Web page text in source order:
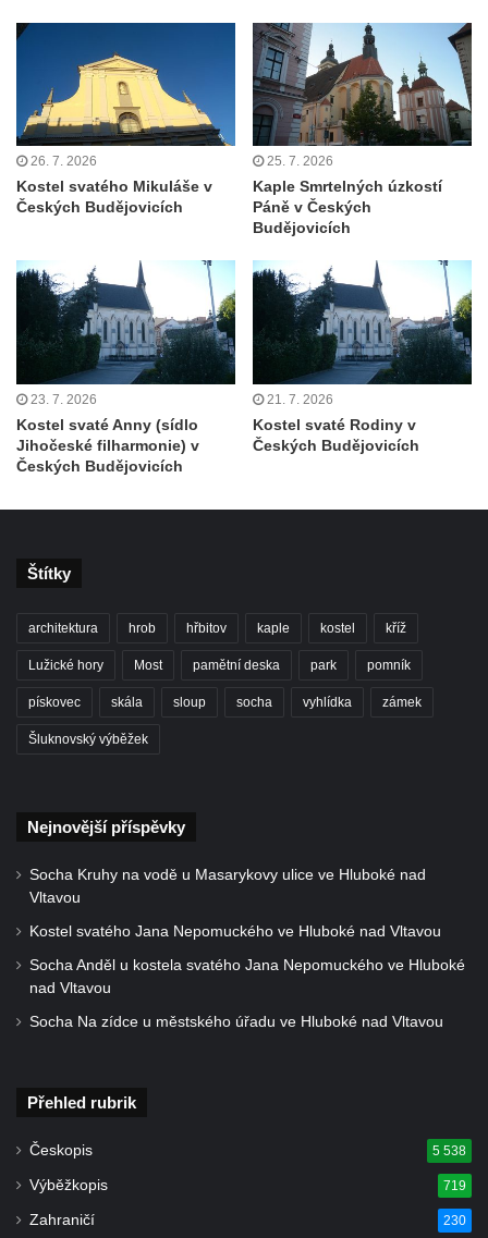
Bývalá márnice u hřbitova v Dubé
Kostel Nalezení svatého Kříže v Dubé
Kostel Nanebevzetí Panny Marie v
Úněticích
Kostel svatého Klementa v Levém Hradci
Kostel Wang (Karpacz – Bierutowice,
Skalní kaple Nejsvětější Trojice u Česká
Kamenice
Kostel svatého Vendelína v Perštejně
Kostel Nejsvětější Trojice v Klášterci nad
Ohří
Evangelická modlitebna u autobusového
Výklenková kaple u silnice jižně od Hřivic
Kaple svatého Vavřince na návsi v
Touchovicích
Jimlíně
Kaple svatého Josefa v Jimlíně
Márnice na hřbitově v Opočně u Loun
26. 7. 2026
Kostel svatého Mikuláše v
Českých Budějovicích
25. 7. 2026
Kaple Smrtelných úzkostí
Páně v Českých
Budějovicích
23. 7. 2026
Kostel svaté Anny (sídlo
Jihočeské filharmonie) v
Českých Budějovicích
21. 7. 2026
Kostel svaté Rodiny v
Českých Budějovicích
Štítky
architektura hrob hřbitov kaple kostel kříž
Lužické hory Most pamětní deska park pomník
pískovec skála sloup socha vyhlídka zámek
Šluknovský výběžek
Nejnovější příspěvky
Socha Kruhy na vodě u Masarykovy ulice ve Hluboké nad
Vltavou
Kostel svatého Jana Nepomuckého ve Hluboké nad Vltavou
Socha Anděl u kostela svatého Jana Nepomuckého ve Hluboké
nad Vltavou
Socha Na zídce u městského úřadu ve Hluboké nad Vltavou
Přehled rubrik
Českopis 5 538
Výběžkopis 719
Zahraničí 230